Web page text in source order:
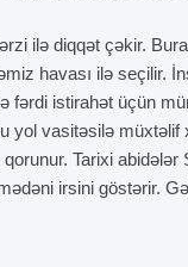
ilə diqqət çəkir.
havası ilə seçilir.
fərdi istirahət üçün
yol vasitəsilə müxtəlif
Tarixi abidələr
irsini göstərir.